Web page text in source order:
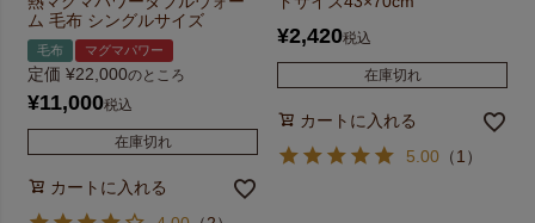
ム 毛布 シングルサイズ
毛布 マグマパワー
定価 ¥22,000のところ
¥11,000税込
在庫切れ
カートに入れる
¥2,420税込
在庫切れ
カートに入れる
5.00 （1）